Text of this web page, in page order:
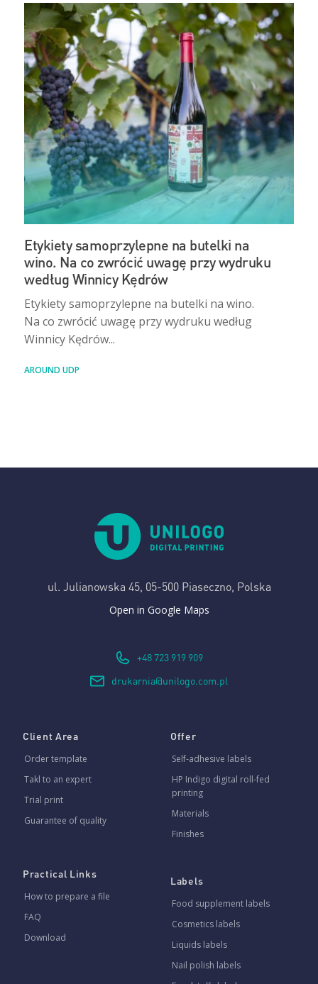
Etykiety samoprzylepne na butelki na
wino. Na co zwrócić uwagę przy wydruku
według Winnicy Kędrów
Etykiety samoprzylepne na butelki na wino.
Na co zwrócić uwagę przy wydruku według
Winnicy Kędrów...
AROUND UDP
ul. Julianowska 45, 05-500 Piaseczno, Polska
Open in Google Maps
+48 723 919 909
drukarnia@unilogo.com.pl
Client Area
Order template
Takl to an expert
Trial print
Guarantee of quality
Practical Links
How to prepare a file
FAQ
Download
Offer
Self-adhesive labels
HP Indigo digital roll-fed
printing
Materials
Finishes
Labels
Food supplement labels
Cosmetics labels
Liquids labels
Nail polish labels